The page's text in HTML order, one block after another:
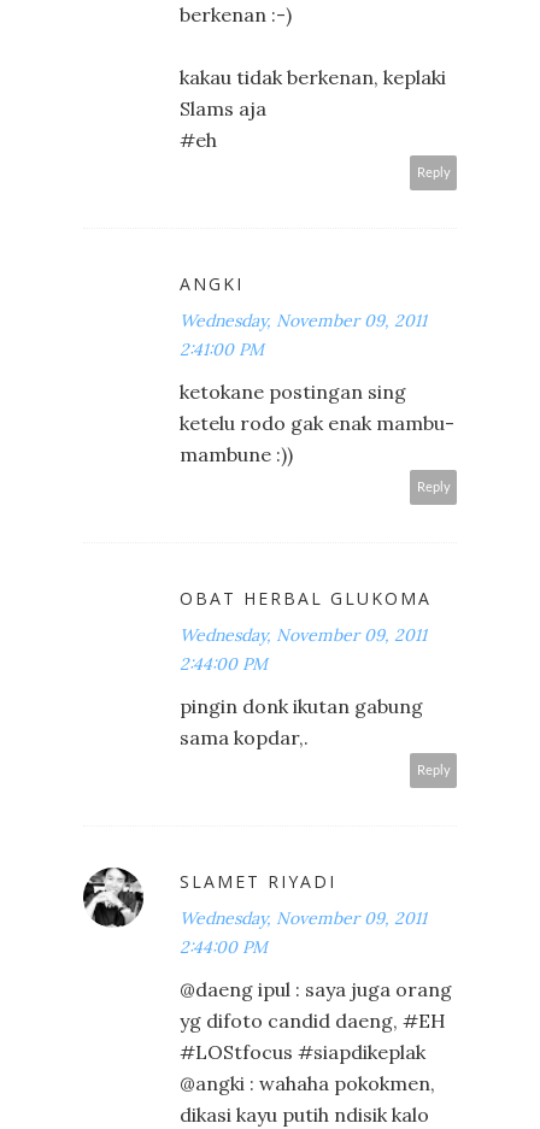
berkenan :-)
kakau tidak berkenan, keplaki
Slams aja
#eh
Reply
ANGKI
Wednesday, November 09, 2011
2:41:00 PM
ketokane postingan sing
ketelu rodo gak enak mambu-
mambune :))
Reply
OBAT HERBAL GLUKOMA
Wednesday, November 09, 2011
2:44:00 PM
pingin donk ikutan gabung
sama kopdar,.
Reply
SLAMET RIYADI
Wednesday, November 09, 2011
2:44:00 PM
@daeng ipul : saya juga orang
yg difoto candid daeng, #EH
#LOStfocus #siapdikeplak
@angki : wahaha pokokmen,
dikasi kayu putih ndisik kalo